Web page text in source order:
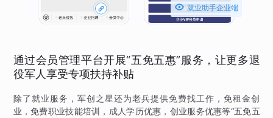
 就业助手企业端
通过会员管理平台开展“五免五惠”服务，让更多退
役军人享受专项扶持补贴
除了就业服务，军创之星还为老兵提供免费找工作，免租金创
业，免费职业技能培训，成人学历优惠，创业服务优惠等“五免五